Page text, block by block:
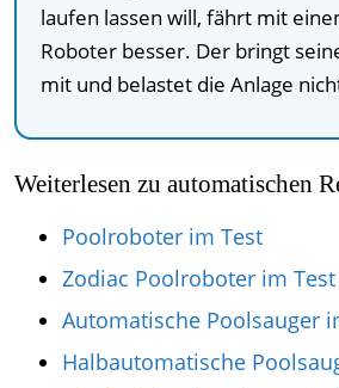
laufen lassen will, fährt mit
Roboter besser. Der bringt
mit und belastet die Anlage
Weiterlesen zu automatischen
Poolroboter im Test
Zodiac Poolroboter im Test
Automatische Poolsauger
Halbautomatische